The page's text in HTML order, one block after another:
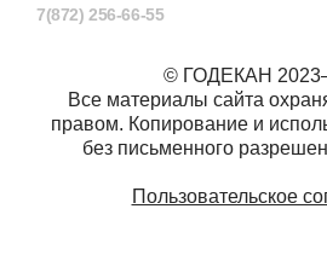
7(872) 256-66-55
© ГОДЕКАН
Все материалы сайта
правом. Копирование и
без письменного
Пользовательское